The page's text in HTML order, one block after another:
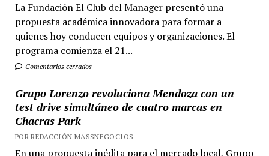
La Fundación El Club del Manager presentó una
propuesta académica innovadora para formar a
quienes hoy conducen equipos y organizaciones. El
programa comienza el 21...
Comentarios cerrados
Grupo Lorenzo revoluciona Mendoza con un
test drive simultáneo de cuatro marcas en
Chacras Park
POR REDACCIÓN MASSNEGOCIOS
En una propuesta inédita para el mercado local, Grupo